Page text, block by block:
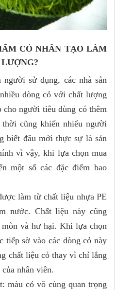
CỎ NHÂN TẠO LÀM
sử dụng, các nhà sản
dòng cỏ với chất lượng
người tiêu dùng có thêm
cũng khiến nhiểu người
biết đâu mới thực sự là sản
vì vậy, khi lựa chọn mua
một số các đặc điểm bao
làm từ chất liệu nhựa PE
nước. Chất liệu này cũng
và hư hại. Khi lựa chọn
tiếp sờ vào các dòng cỏ này
chất liệu cỏ thay vì chỉ lắng
nhân viên.
màu cỏ vô cùng quan trọng